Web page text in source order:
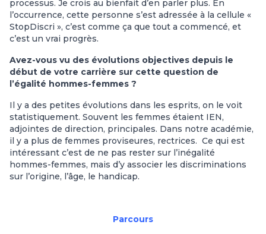
processus. Je crois au bienfait d’en parler plus. En
l’occurrence, cette personne s’est adressée à la cellule «
StopDiscri », c’est comme ça que tout a commencé, et
c’est un vrai progrès.
Avez-vous vu des évolutions objectives depuis le
début de votre carrière sur cette question de
l’égalité hommes-femmes ?
Il y a des petites évolutions dans les esprits, on le voit
statistiquement. Souvent les femmes étaient IEN,
adjointes de direction, principales. Dans notre académie,
il y a plus de femmes proviseures, rectrices. Ce qui est
intéressant c’est de ne pas rester sur l’inégalité
hommes-femmes, mais d’y associer les discriminations
sur l’origine, l’âge, le handicap.
Parcours